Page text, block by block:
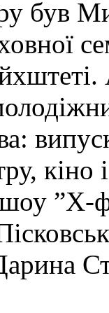
був
”Х-